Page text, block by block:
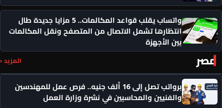
واتساب يقلب قواعد المكالمات.. 5 مزايا جديدة طال
انتظارها تشمل الاتصال من المتصفح ونقل المكالمات
بين الأجهزة
مصر المزيد ‹
برواتب تصل إلى 16 ألف جنيه.. فرص عمل للمهندسين
والفنيين والمحاسبين في نشرة وزارة العمل